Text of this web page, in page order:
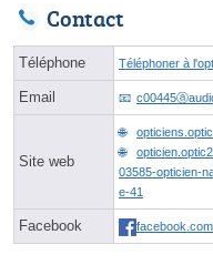
Contact
Téléphone Téléphoner à
Email
Site web
03585-opticien-
e-41
Facebook